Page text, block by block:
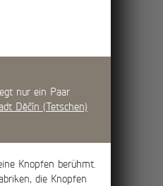
nur ein Paar
Děčín (Tetschen)
Knopfen berühmt.
die Knopfen